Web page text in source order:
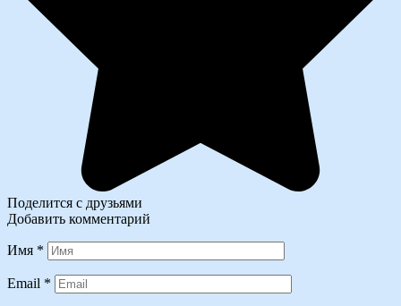
Поделится с друзьями
Добавить комментарий
Имя *
Email *